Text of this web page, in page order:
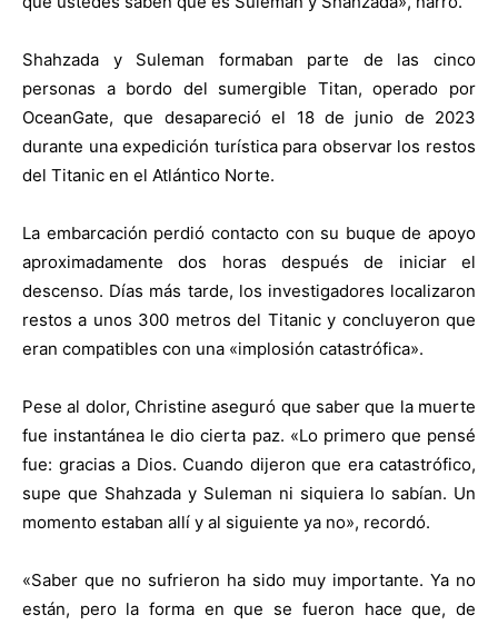
Shahzada y Suleman formaban parte de las cinco
personas a bordo del sumergible Titan, operado por
OceanGate, que desapareció el 18 de junio de 2023
durante una expedición turística para observar los restos
del Titanic en el Atlántico Norte.
La embarcación perdió contacto con su buque de apoyo
aproximadamente dos horas después de iniciar el
descenso. Días más tarde, los investigadores localizaron
restos a unos 300 metros del Titanic y concluyeron que
eran compatibles con una «implosión catastrófica».
Pese al dolor, Christine aseguró que saber que la muerte
fue instantánea le dio cierta paz. «Lo primero que pensé
fue: gracias a Dios. Cuando dijeron que era catastrófico,
supe que Shahzada y Suleman ni siquiera lo sabían. Un
momento estaban allí y al siguiente ya no», recordó.
«Saber que no sufrieron ha sido muy importante. Ya no
están, pero la forma en que se fueron hace que, de